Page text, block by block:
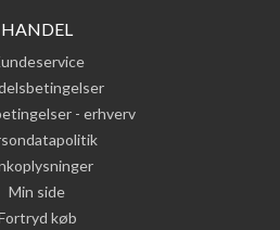
HANDEL
- erhverv
Min side
køb